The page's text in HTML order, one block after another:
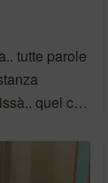
tutte parole
quel che
Adoa su